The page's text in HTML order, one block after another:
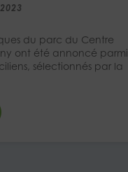
du parc du Centre
ont été annoncé parmi
sélectionnés par la